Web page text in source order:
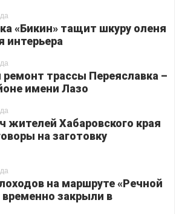
«Бикин» тащит шкуру оленя
интерьера
трассы Переяславка –
имени Лазо
жителей Хабаровского края
на заготовку
на маршруте «Речной
временно закрыли в